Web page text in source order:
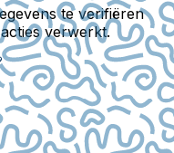
te verifiëren
verwerkt.